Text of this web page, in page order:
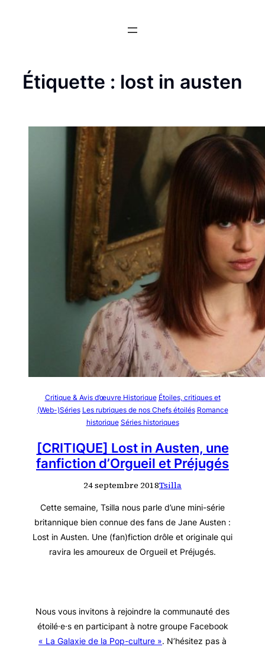
Étiquette : lost in austen
Critique & Avis d’œuvre Historique Étoiles, critiques et
(Web-)Séries Les rubriques de nos Chefs étoilés Romance
historique Séries historiques
[CRITIQUE] Lost in Austen, une
fanfiction d’Orgueil et Préjugés
24 septembre 2018Tsilla
Cette semaine, Tsilla nous parle d’une mini-série
britannique bien connue des fans de Jane Austen :
Lost in Austen. Une (fan)fiction drôle et originale qui
ravira les amoureux de Orgueil et Préjugés.
Nous vous invitons à rejoindre la communauté des
étoilé·e·s en participant à notre groupe Facebook
« La Galaxie de la Pop-culture ». N’hésitez pas à